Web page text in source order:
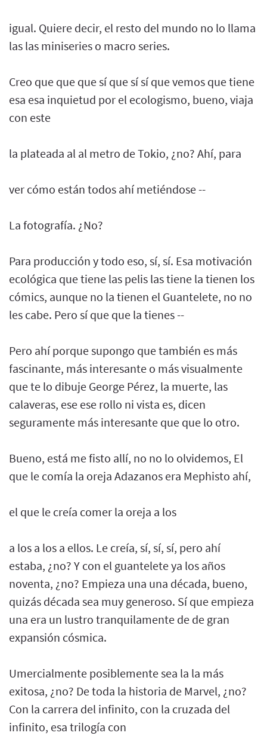
igual. Quiere decir, el resto del mundo no lo llama
las las miniseries o macro series.
Creo que que que sí que sí sí que vemos que tiene
esa esa inquietud por el ecologismo, bueno, viaja
con este
la plateada al al metro de Tokio, ¿no? Ahí, para
ver cómo están todos ahí metiéndose --
La fotografía. ¿No?
Para producción y todo eso, sí, sí. Esa motivación
ecológica que tiene las pelis las tiene la tienen los
cómics, aunque no la tienen el Guantelete, no no
les cabe. Pero sí que que la tienes --
Pero ahí porque supongo que también es más
fascinante, más interesante o más visualmente
que te lo dibuje George Pérez, la muerte, las
calaveras, ese ese rollo ni vista es, dicen
seguramente más interesante que que lo otro.
Bueno, está me fisto allí, no no lo olvidemos, El
que le comía la oreja Adazanos era Mephisto ahí,
el que le creía comer la oreja a los
a los a los a ellos. Le creía, sí, sí, sí, pero ahí
estaba, ¿no? Y con el guantelete ya los años
noventa, ¿no? Empieza una una década, bueno,
quizás década sea muy generoso. Sí que empieza
una era un lustro tranquilamente de de gran
expansión cósmica.
Umercialmente posiblemente sea la la más
exitosa, ¿no? De toda la historia de Marvel, ¿no?
Con la carrera del infinito, con la cruzada del
infinito, esa trilogía con